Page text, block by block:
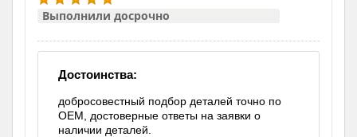
Выполнили досрочно
Достоинства:
добросовестный подбор деталей точно по
ОЕМ, достоверные ответы на заявки о
наличии деталей.